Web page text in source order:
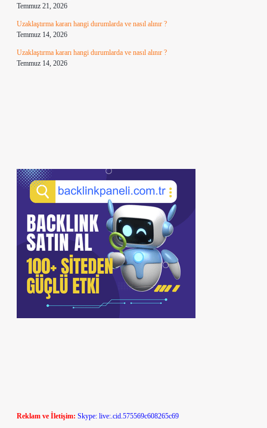
Temmuz 21, 2026
Uzaklaştırma kararı hangi durumlarda ve nasıl alınır ?
Temmuz 14, 2026
Uzaklaştırma kararı hangi durumlarda ve nasıl alınır ?
Temmuz 14, 2026
Reklam ve İletişim: Skype: live:.cid.575569c608265c69